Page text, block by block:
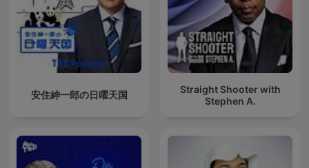
安住紳一郎の日曜天国
Straight Shooter with
Stephen A.